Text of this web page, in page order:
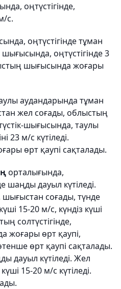
оңтүстігінде,
с.
оңтүстігінде тұман
оңтүстігінде 3
шығысында жоғары
аудандарында тұман
жел соғады, облыстың
шығысында, таулы
23 м/с күтіледі.
өрт қаупі сақталады.
орталығында,
шаңды дауыл күтіледі.
соғады, түнде
15-20 м/с, күндіз күші
солтүстігінде,
жоғары өрт қаупі,
өрт қаупі сақталады.
дауыл күтіледі. Жел
15-20 м/с күтіледі.